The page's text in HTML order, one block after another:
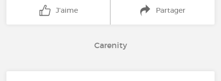
J'aime Partager
Carenity